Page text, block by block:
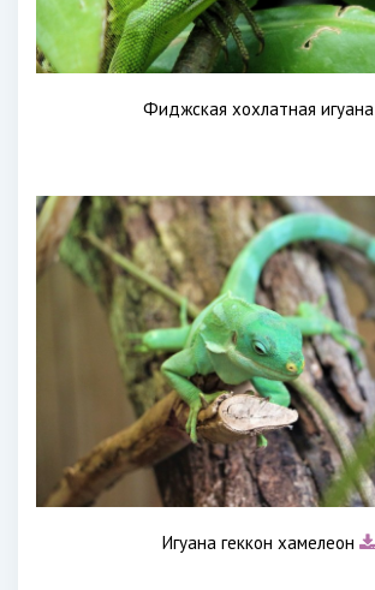
Фиджская хохлатная игуана
Игуана геккон хамелеон